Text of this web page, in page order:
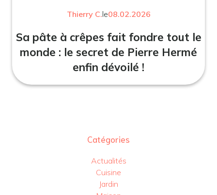
Thierry C.le08.02.2026
Sa pâte à crêpes fait fondre tout le
monde : le secret de Pierre Hermé
enfin dévoilé !
Catégories
Actualités
Cuisine
Jardin